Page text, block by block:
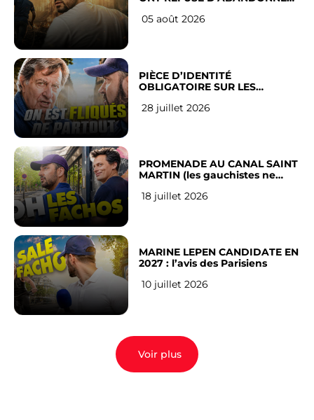
05 août 2026
PIÈCE D’IDENTITÉ
OBLIGATOIRE SUR LES
Français
28 juillet 2026
PROMENADE AU CANAL SAINT
MARTIN (les gauchistes ne
18 juillet 2026
MARINE LEPEN CANDIDATE EN
2027 : l’avis des Parisiens
10 juillet 2026
Voir plus